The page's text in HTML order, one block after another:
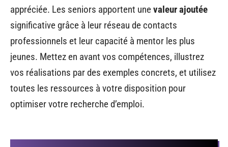
appréciée. Les seniors apportent unevaleur ajoutée
significative grâce à leur réseau de contacts
professionnels et leur capacité à mentor les plus
jeunes. Mettez en avant vos compétences, illustrez
vos réalisations par des exemples concrets, et utilisez
toutes les ressources à votre disposition pour
optimiser votre recherche d’emploi.